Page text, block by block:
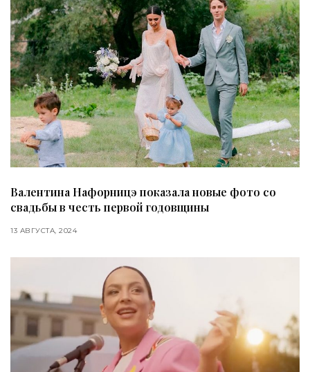
Валентина Нафорницэ показала новые фото со
свадьбы в честь первой годовщины
13 АВГУСТА, 2024